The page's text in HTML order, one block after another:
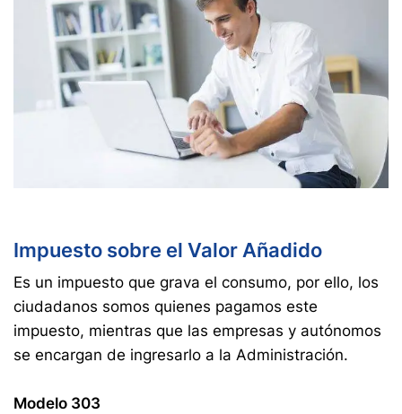
Impuesto sobre el Valor Añadido
Es un impuesto que grava el consumo, por ello, los
ciudadanos somos quienes pagamos este
impuesto, mientras que las empresas y autónomos
se encargan de ingresarlo a la Administración.
Modelo 303